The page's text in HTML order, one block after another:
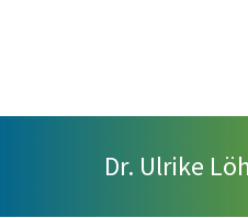
Dr. Ulrike